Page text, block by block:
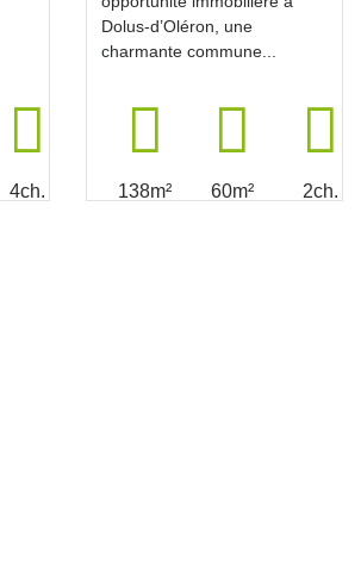
4ch.
Dolus-d’Oléron, une
charmante commune...
138m² 60m² 2ch.